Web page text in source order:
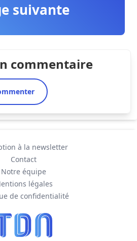
suivante
commentaire
à la newsletter
Contact
Notre équipe
légales
de confidentialité